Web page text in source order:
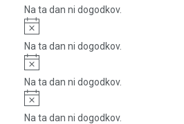
Na ta dan ni dogodkov.
Notice
Na ta dan ni dogodkov.
Notice
Na ta dan ni dogodkov.
Notice
Na ta dan ni dogodkov.